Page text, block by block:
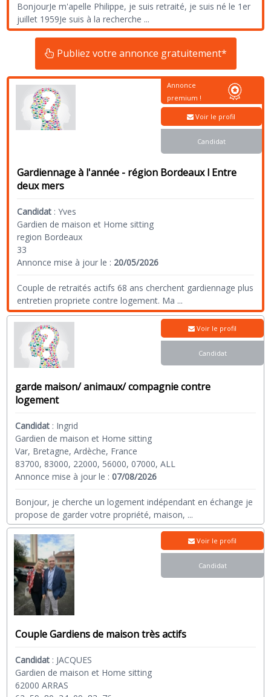
BonjourJe m'apelle Philippe, je suis retraité, je suis né le 1er
juillet 1959Je suis à la recherche ...
Publiez votre annonce gratuitement*
Gardiennage à l'année - région Bordeaux l Entre
deux mers
Candidat :Yves
Gardien de maison et Home sitting
region Bordeaux
33
Annonce mise à jour le : 20/05/2026
Couple de retraités actifs 68 ans cherchent gardiennage plus
entretien propriete contre logement. Ma ...
Annonce
premium !
Voir le profil
Candidat
garde maison/ animaux/ compagnie contre
logement
Candidat : Ingrid
Gardien de maison et Home sitting
Var, Bretagne, Ardèche, France
83700, 83000, 22000, 56000, 07000, ALL
Annonce mise à jour le :07/08/2026
Bonjour, je cherche un logement indépendant en échange je
propose de garder votre propriété, maison, ...
Voir le profil
Candidat
Couple Gardiens de maison très actifs
Candidat : JACQUES
Gardien de maison et Home sitting
62000 ARRAS
Voir le profil
Candidat